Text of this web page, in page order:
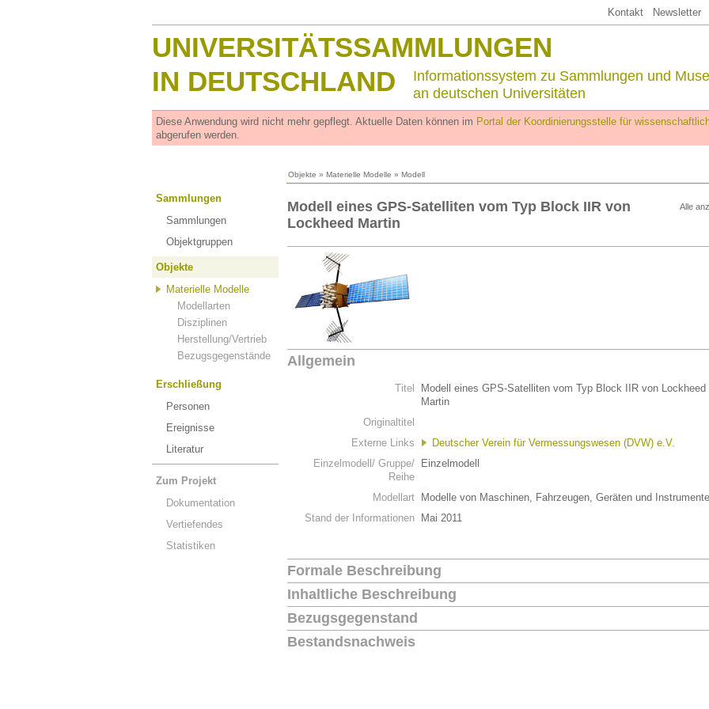
Kontakt Newsletter
UNIVERSITÄTSSAMMLUNGEN
IN DEUTSCHLAND
Informationssystem zu Sammlungen und
an deutschen Universitäten
Diese Anwendung wird nicht mehr gepflegt. Aktuelle Daten können im Portal der Koordinierungsstelle für
abgerufen werden.
Objekte » Materielle Modelle » Modell
Sammlungen
Sammlungen
Objektgruppen
Objekte
Materielle Modelle
Modellarten
Disziplinen
Herstellung/Vertrieb
Bezugsgegenstände
Erschließung
Personen
Ereignisse
Literatur
Zum Projekt
Dokumentation
Vertiefendes
Statistiken
Alle
Modell eines GPS-Satelliten vom Typ Block IIR von
Lockheed Martin
Allgemein
Titel
Modell eines GPS-Satelliten vom Typ Block IIR von Lockheed
Martin
Originaltitel
Externe Links
Deutscher Verein für Vermessungswesen (DVW) e.V.
Einzelmodell/ Gruppe/
Reihe
Einzelmodell
Modellart
Modelle von Maschinen, Fahrzeugen, Geräten und
Stand der Informationen
Mai 2011
Formale Beschreibung
Inhaltliche Beschreibung
Bezugsgegenstand
Bestandsnachweis